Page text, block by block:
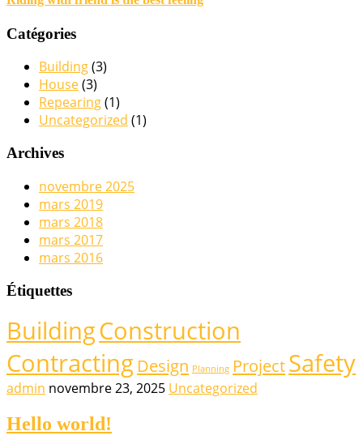
Catégories
Building(3)
House(3)
Repearing(1)
Uncategorized (1)
Archives
novembre 2025
mars 2019
mars 2018
mars 2017
mars 2016
Étiquettes
BuildingConstruction
Contracting Design Planning ProjectSafety
admin novembre 23, 2025 Uncategorized
Hello world!